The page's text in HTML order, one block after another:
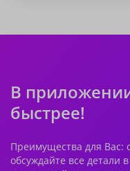
В
быстрее!
Преимущества для Вас:
обсуждайте все детали